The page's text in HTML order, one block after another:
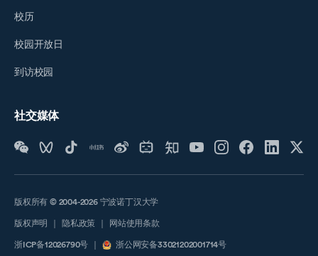
校历
校园开放日
到访校园
社交媒体
版权所有 © 2004-2026 宁波诺丁汉大学
版权声明 隐私政策 网站使用条款
浙ICP备12026790号 浙公网安备33021202001714号